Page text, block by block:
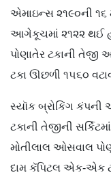
એમાઇન્સ ૨૧૯૦ની ૧૬
આગેકૂચમાં ૨૧૨૨ થઈ
પોણાતેર ટકાની તેજી
ટકા ઊછળી ૧૫૬૦
સ્યૉક બ્રોકિંગ કંપની
ટકાની તેજીની
મોતીલાલ ઓસવાલ
દામ કૅપિટલ એક-એક